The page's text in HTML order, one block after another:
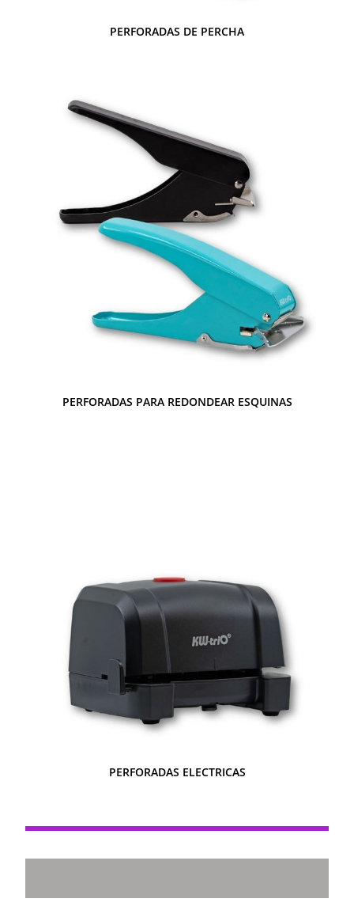
PERFORADAS DE PERCHA
PERFORADAS PARA REDONDEAR ESQUINAS
PERFORADAS ELECTRICAS